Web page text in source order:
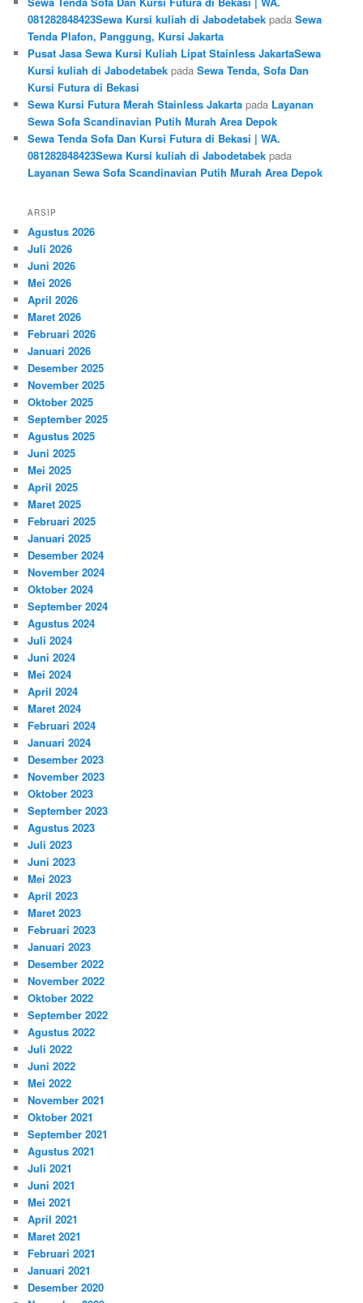
081282848423Sewa Kursi kuliah di Jabodetabek padaSewa
Tenda Plafon, Panggung, Kursi Jakarta
Pusat Jasa Sewa Kursi Kuliah Lipat Stainless JakartaSewa
Kursi kuliah di Jabodetabek padaSewa Tenda, Sofa Dan
Kursi Futura di Bekasi
Sewa Kursi Futura Merah Stainless Jakarta pada Layanan
Sewa Sofa Scandinavian Putih Murah Area Depok
Sewa Tenda Sofa Dan Kursi Futura di Bekasi | WA.
081282848423Sewa Kursi kuliah di Jabodetabek pada
Layanan Sewa Sofa Scandinavian Putih Murah Area Depok
ARSIP
Agustus 2026
Juli 2026
Juni 2026
Mei 2026
April 2026
Maret 2026
Februari 2026
Januari 2026
Desember 2025
November 2025
Oktober 2025
September 2025
Agustus 2025
Juni 2025
Mei 2025
April 2025
Maret 2025
Februari 2025
Januari 2025
Desember 2024
November 2024
Oktober 2024
September 2024
Agustus 2024
Juli 2024
Juni 2024
Mei 2024
April 2024
Maret 2024
Februari 2024
Januari 2024
Desember 2023
November 2023
Oktober 2023
September 2023
Agustus 2023
Juli 2023
Juni 2023
Mei 2023
April 2023
Maret 2023
Februari 2023
Januari 2023
Desember 2022
November 2022
Oktober 2022
September 2022
Agustus 2022
Juli 2022
Juni 2022
Mei 2022
November 2021
Oktober 2021
September 2021
Agustus 2021
Juli 2021
Juni 2021
Mei 2021
April 2021
Maret 2021
Februari 2021
Januari 2021
Desember 2020